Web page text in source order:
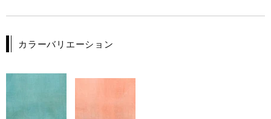
カラーバリエーション